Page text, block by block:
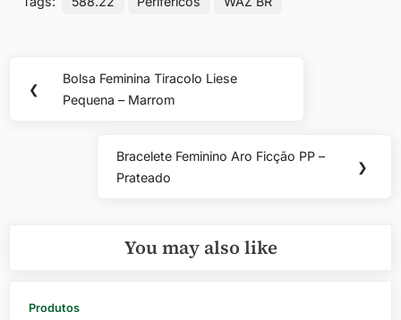
Navegação
de
❮
Previous
Post:
Bolsa Feminina Tiracolo Liese
Pequena – Marrom
Next
Post:
Bracelete Feminino Aro Ficção PP –
Prateado
❯
You may also like
Produtos